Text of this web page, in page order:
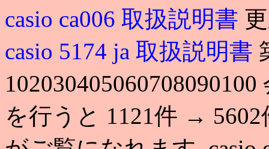
casio ca006 取扱説明書
casio 5174 ja 取扱説明書
を行うと 1121件 →